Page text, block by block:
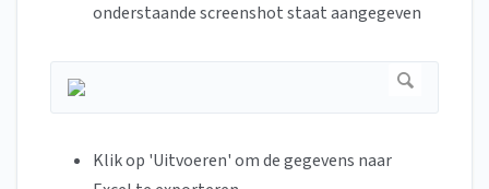
onderstaande screenshot staat aangegeven
Klik op 'Uitvoeren' om de gegevens naar